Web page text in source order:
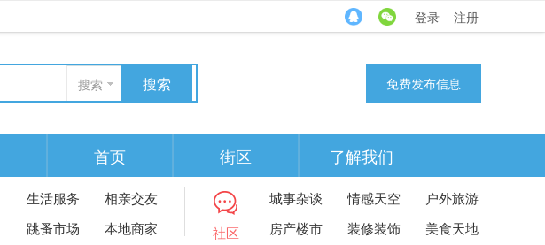
登录 注册
搜索 搜索 免费发布信息
首页 街区 了解我们
生活服务
相亲交友
跳蚤市场
本地商家 社区
城事杂谈 情感天空
户外旅游
房产楼市
装修装饰 美食天地